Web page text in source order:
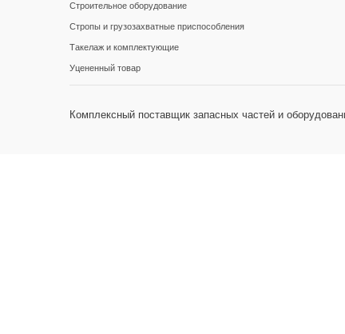
Строительное оборудование
Стропы и грузозахватные приспособления
Такелаж и комплектующие
Уцененный товар
Комплексный поставщик запасных частей и